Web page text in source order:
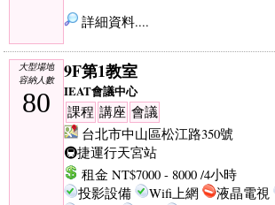
詳細資料....
大型場地
容納人數
80
9F第1教室
IEAT會議中心
課程 講座 會議
台北市中山區松江路350號
🚇捷運行天宮站
租金 NT$7000 - 8000 /4小時
投影設備
Wifi上網 液晶電視